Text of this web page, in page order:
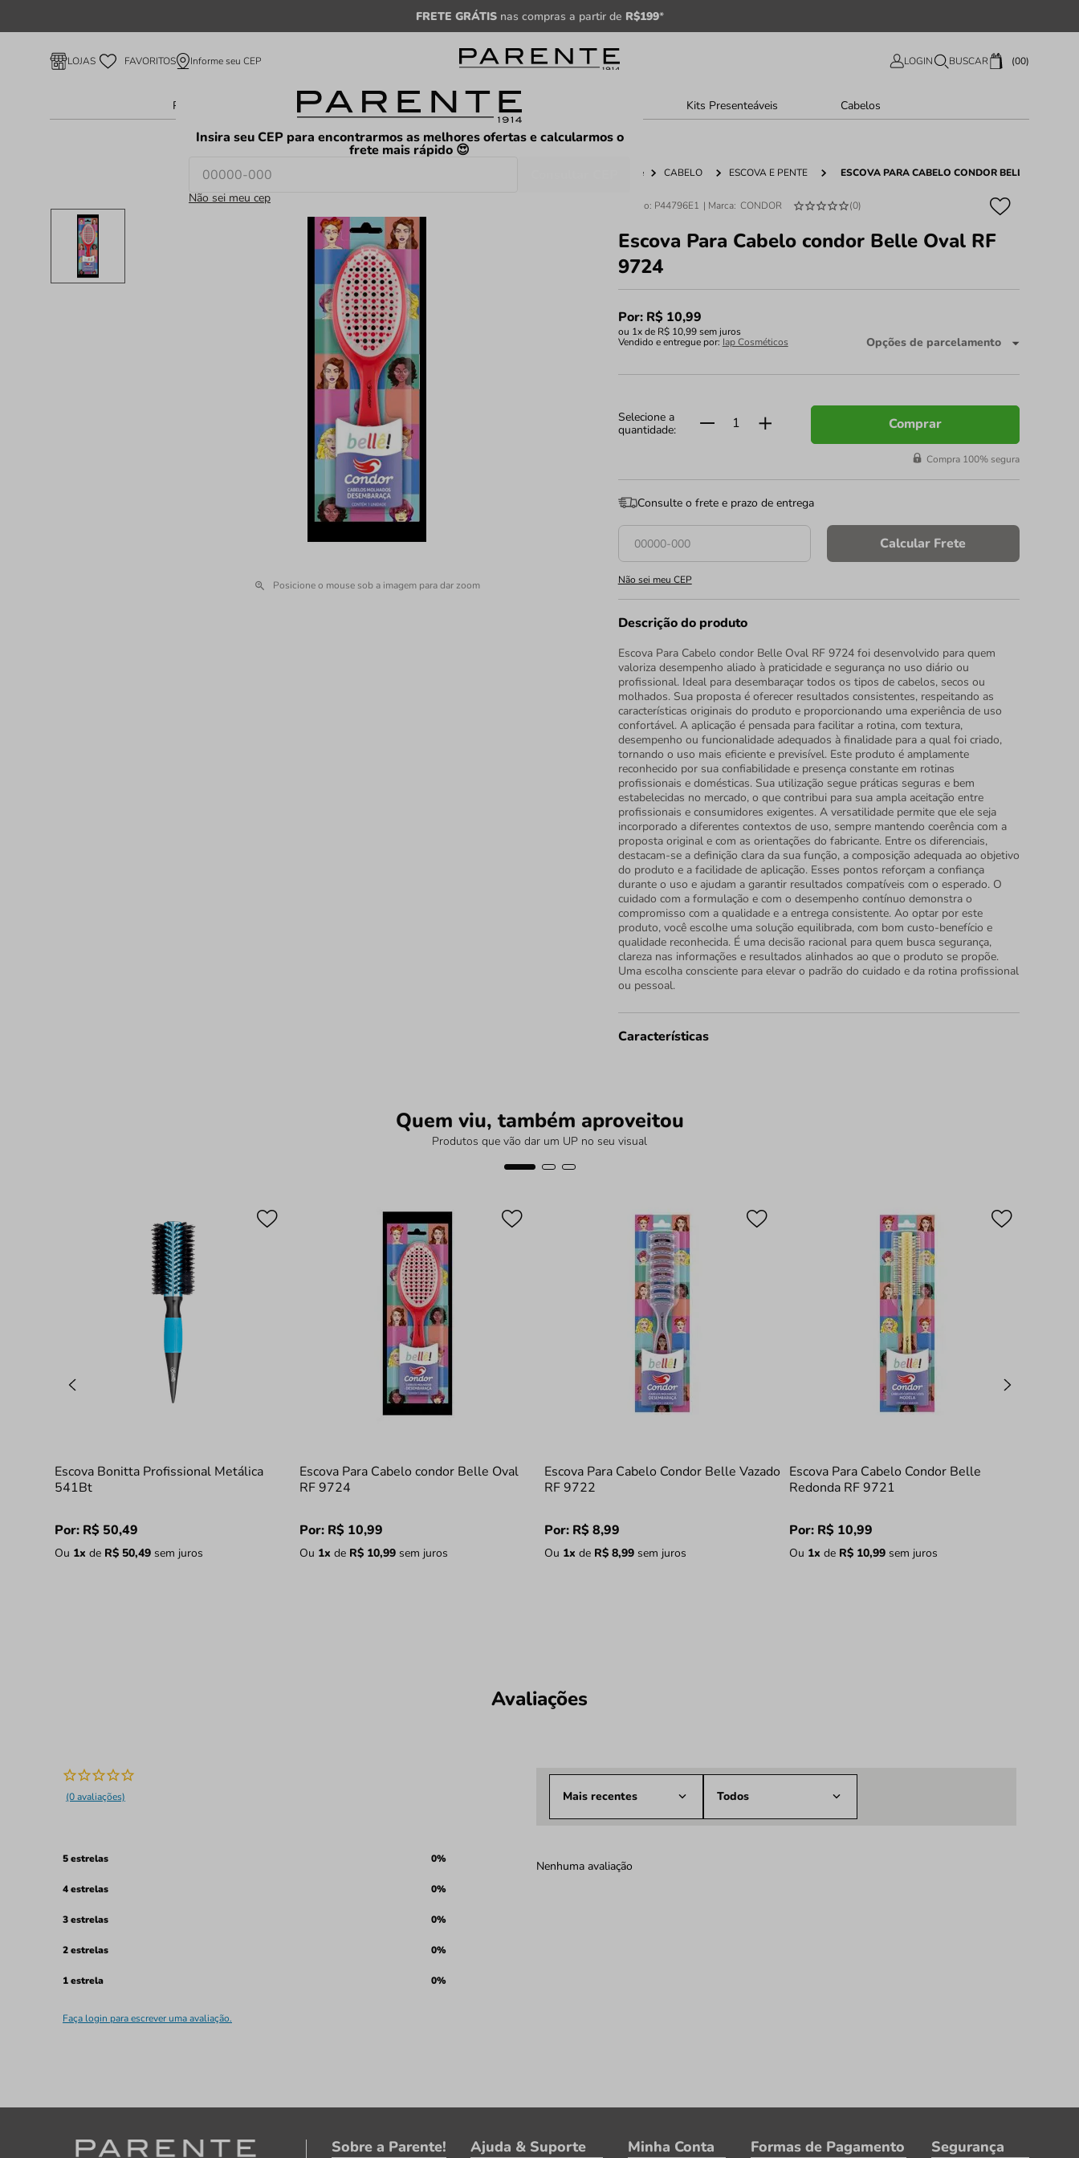
FRETE GRÁTISnas compras a partir de R$199*
LOJAS FAVORITOS Informe seu CEP
Insira seu CEP para encontrarmos as melhores ofertas e calcularmos o
frete mais rápido 😍
Não sei meu cep
LOGIN BUSCAR 00
Perfume Feminino Perfume Masculino Kits Presenteáveis Cabelos
Posicione o mouse sob a imagem para dar zoom
Home CABELO ESCOVA E PENTE ESCOVA PARA CABELO CONDOR BELLE OVAL RF
Código: P44796E1 CONDOR (0)
Escova Para Cabelo condor Belle Oval RF
9724
Por: R$ 10,99
ou 1x de R$ 10,99sem juros
Vendido e entregue por: Iap Cosméticos Opções de parcelamento
Comprar
Compra 100% segura
Consulte o frete e prazo de entrega
Calcular Frete
Não sei meu CEP
Descrição do produto
Escova Para Cabelo condor Belle Oval RF 9724 foi desenvolvido para quem
valoriza desempenho aliado à praticidade e segurança no uso diário ou
profissional. Ideal para desembaraçar todos os tipos de cabelos, secos ou
molhados. Sua proposta é oferecer resultados consistentes, respeitando as
características originais do produto e proporcionando uma experiência de uso
confortável. A aplicação é pensada para facilitar a rotina, com textura,
desempenho ou funcionalidade adequados à finalidade para a qual foi criado,
tornando o uso mais eficiente e previsível. Este produto é amplamente
reconhecido por sua confiabilidade e presença constante em rotinas
profissionais e domésticas. Sua utilização segue práticas seguras e bem
estabelecidas no mercado, o que contribui para sua ampla aceitação entre
profissionais e consumidores exigentes. A versatilidade permite que ele seja
incorporado a diferentes contextos de uso, sempre mantendo coerência com a
proposta original e com as orientações do fabricante. Entre os diferenciais,
destacam-se a definição clara da sua função, a composição adequada ao objetivo
do produto e a facilidade de aplicação. Esses pontos reforçam a confiança
durante o uso e ajudam a garantir resultados compatíveis com o esperado. O
cuidado com a formulação e com o desempenho contínuo demonstra o
compromisso com a qualidade e a entrega consistente. Ao optar por este
produto, você escolhe uma solução equilibrada, com bom custo-benefício e
qualidade reconhecida. É uma decisão racional para quem busca segurança,
clareza nas informações e resultados alinhados ao que o produto se propõe.
Uma escolha consciente para elevar o padrão do cuidado e da rotina profissional
ou pessoal.
Características
Quem viu, também aproveitou
Produtos que vão dar um UP no seu visual
Escova Bonitta Profissional Metálica
541Bt
Por: R$ 50,49
Ou 1x de R$ 50,49sem juros
Escova Para Cabelo condor Belle Oval
RF 9724
Por: R$ 10,99
Ou 1x de R$ 10,99sem juros
Escova Para Cabelo Condor Belle Vazado
RF 9722
Por: R$ 8,99
Ou 1x de R$ 8,99sem juros
Escova Para Cabelo Condor Belle
Redonda RF 9721
Por: R$ 10,99
Ou 1x de R$ 10,99sem juros
Avaliações
(0 avaliações)
5 estrelas 0%
4 estrelas 0%
3 estrelas 0%
2 estrelas 0%
1 estrela 0%
Faça login para escrever uma avaliação.
Mais recentes Todos
Nenhuma avaliação
Sobre a Parente! Ajuda & Suporte Minha Conta Formas de Pagamento Segurança